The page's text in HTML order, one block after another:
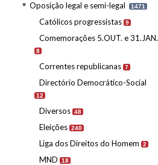
Oposição legal e semi-legal 1471
Católicos progressistas 9
Comemorações 5.OUT. e 31.JAN.
8
Correntes republicanas 7
Directório Democrático-Social
12
Diversos 48
Eleições 240
Liga dos Direitos do Homem 2
MND 18